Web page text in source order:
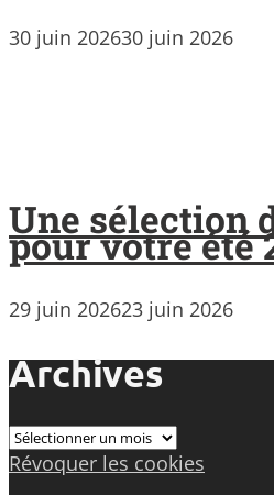
30 juin 202630 juin 2026
Une sélection
pour votre été
29 juin 202623 juin 2026
Archives
Archives
Révoquer les cookies